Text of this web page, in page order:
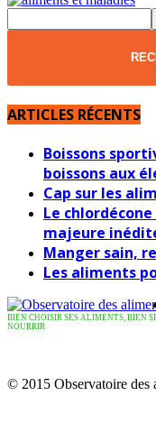
ARTICLES RÉCENTS
Boissons
boissons aux
Cap sur les
Le
majeure
Manger sain,
Les aliments
BIEN CHOISIR SES ALIMENTS, BIEN
NOURRIR
© 2015 Observatoire des